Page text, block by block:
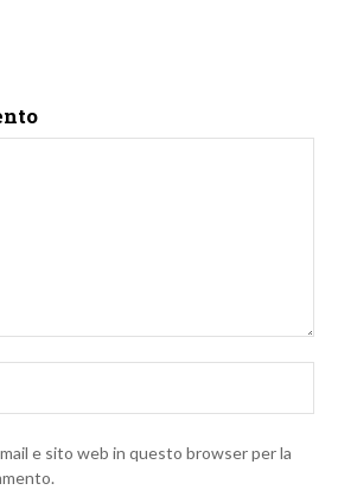
e sito web in questo browser per la